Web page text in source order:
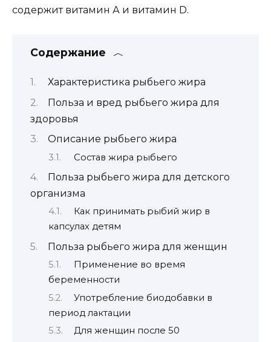
содержит витамин А и витамин D.
Содержание
Характеристика рыбьего жира
Польза и вред рыбьего жира для
здоровья
Описание рыбьего жира
Состав жира рыбьего
Польза рыбьего жира для детского
организма
Как принимать рыбий жир в
капсулах детям
Польза рыбьего жира для женщин
Применение во время
беременности
Употребление биодобавки в
период лактации
Для женщин после 50